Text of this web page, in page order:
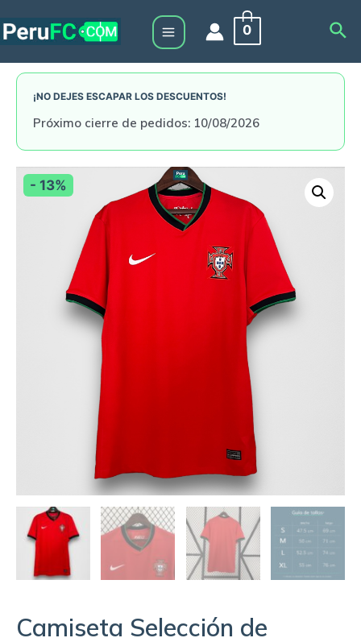
to
Main
Menu
0
¡NO DEJES ESCAPAR LOS DESCUENTOS!
Próximo cierre de pedidos: 10/08/2026
- 13%
Camiseta Selección de